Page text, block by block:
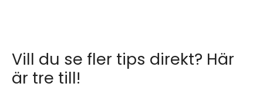
Vill du se fler tips direkt? Här
är tre till!